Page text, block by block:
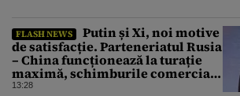
FLASH NEWS
Putin și Xi, noi motive
de satisfacție. Parteneriatul Rusia
– China funcționează la turație
maximă, schimburile comerciale
ating niveluri record
13:28